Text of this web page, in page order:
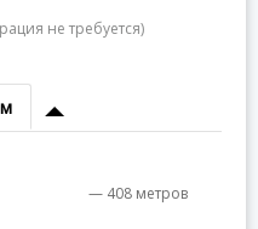
не требуется)
— 408 метров